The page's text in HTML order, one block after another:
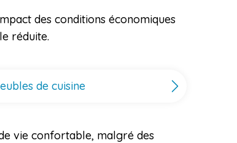
des conditions économiques
réduite.
de cuisine
vie confortable, malgré des